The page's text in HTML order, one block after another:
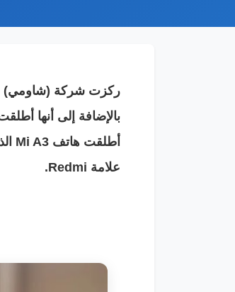
علامة Redmi.